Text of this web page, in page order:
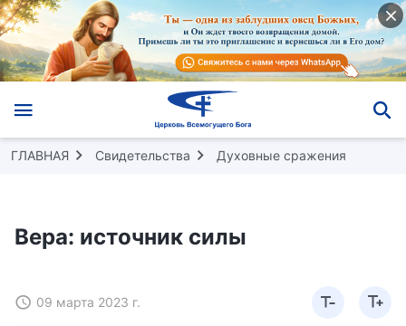
ГЛАВНАЯ Свидетельства Духовные сражения
Вера: источник силы
09 марта 2023 г.